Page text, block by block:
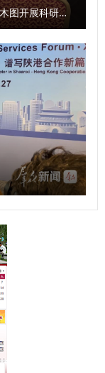
国际法学院张光耀博士在哈萨克斯坦阿拉木图开展科研与社会服务活动